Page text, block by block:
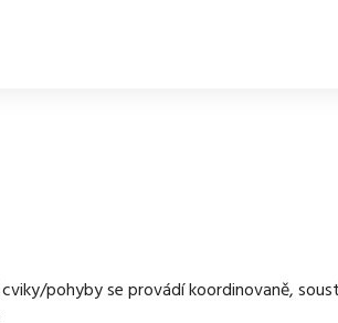
pohyby se provádí koordinovaně,